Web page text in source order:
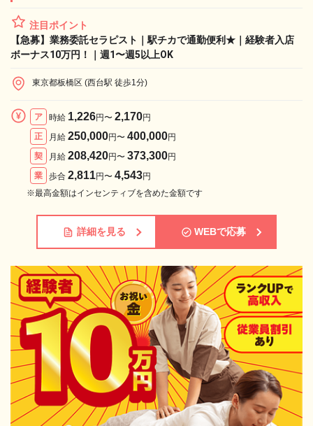
注目ポイント
【急募】業務委託セラピスト｜駅チカで通勤便利★｜経験者入店
ボーナス10万円！｜週1〜週5以上OK
東京都板橋区 (西台駅 徒歩1分)
ア 時給 1,226円〜 2,170円
正
月給 250,000円〜 400,000円
契
月給 208,420円〜 373,300円
業
歩合 2,811円〜 4,543円
※最高金額はインセンティブを含めた金額です
詳細を見る WEBで応募